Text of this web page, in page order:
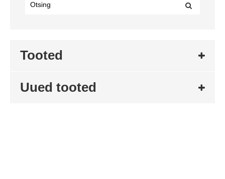
Tooted
Uued tooted